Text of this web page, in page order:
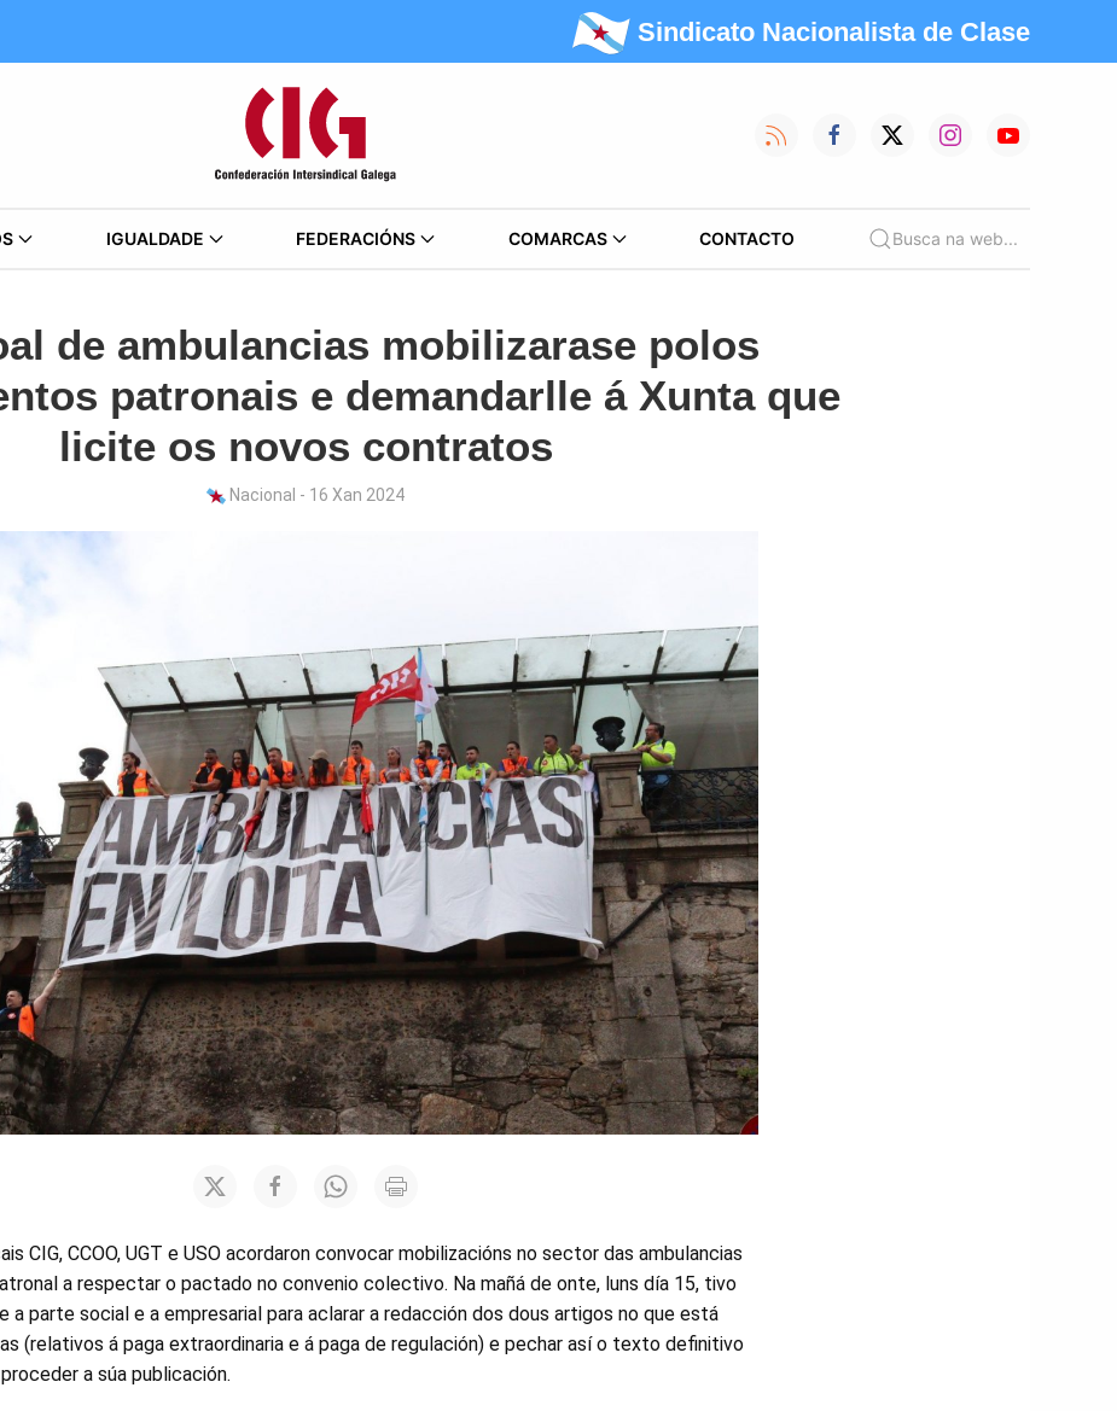
Sindicato Nacionalista de Clase
IGUALDADE FEDERACIÓNS COMARCAS CONTACTO Busca na web...
de ambulancias mobilizarase polos
patronais e demandarlle á Xunta que
licite os novos contratos
Nacional - 16 Xan 2024
CIG, CCOO, UGT e USO acordaron convocar mobilizacións no sector das ambulancias
a respectar o pactado no convenio colectivo. Na mañá de onte, luns día 15, tivo
a parte social e a empresarial para aclarar a redacción dos dous artigos no que está
(relativos á paga extraordinaria e á paga de regulación) e pechar así o texto definitivo
a súa publicación.